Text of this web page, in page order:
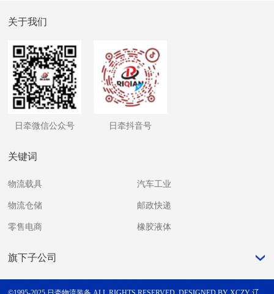
关于我们
日牵微信公众号 日牵抖音号
关键词
物流载具 汽车工业
物流仓储 邮政快递
零售电商 橡胶液体
旗下子公司